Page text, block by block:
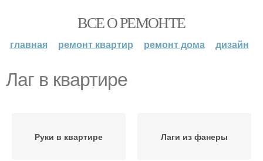
ВСЕ О РЕМОНТЕ
главная ремонт квартир ремонт дома дизайн
Лаг в квартире
Руки в квартире Лаги из фанеры